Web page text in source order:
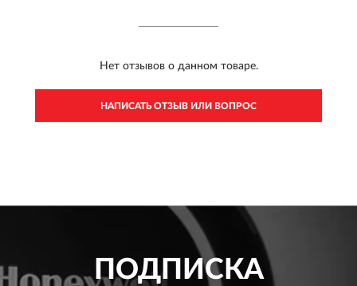
Нет отзывов о данном товаре.
НАПИСАТЬ ОТЗЫВ ИЛИ ВОПРОС
ПОДПИСКА